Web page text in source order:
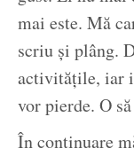
mai este. Mă
scriu și plâng.
activitățile, iar
vor pierde. O
În continuare